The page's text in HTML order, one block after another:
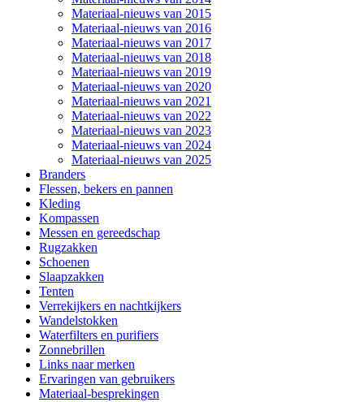
Materiaal-nieuws van 2015
Materiaal-nieuws van 2016
Materiaal-nieuws van 2017
Materiaal-nieuws van 2018
Materiaal-nieuws van 2019
Materiaal-nieuws van 2020
Materiaal-nieuws van 2021
Materiaal-nieuws van 2022
Materiaal-nieuws van 2023
Materiaal-nieuws van 2024
Materiaal-nieuws van 2025
Branders
Flessen, bekers en pannen
Kleding
Kompassen
Messen en gereedschap
Rugzakken
Schoenen
Slaapzakken
Tenten
Verrekijkers en nachtkijkers
Wandelstokken
Waterfilters en purifiers
Zonnebrillen
Links naar merken
Ervaringen van gebruikers
Materiaal-besprekingen